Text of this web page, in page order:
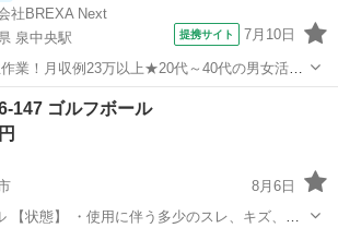
社BREXA Next
泉中央駅
提携サイト 7月10日
業！月収例23万以上★20代～40代の男女活躍
迎あり！◎マイカー通勤OK＆無料駐車場完
用可★《宮城県黒川郡大和町》 人気の工
設備...
147 ゴルフボール
8月6日